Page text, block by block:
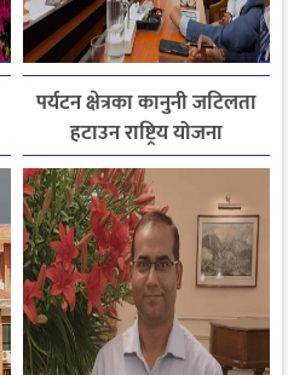
पर्यटन क्षेत्रका कानुनी जटिलता
हटाउन राष्ट्रिय योजना
आयोगसमक्ष होटल संघ
बागमतीका पाँचबुँदे माग